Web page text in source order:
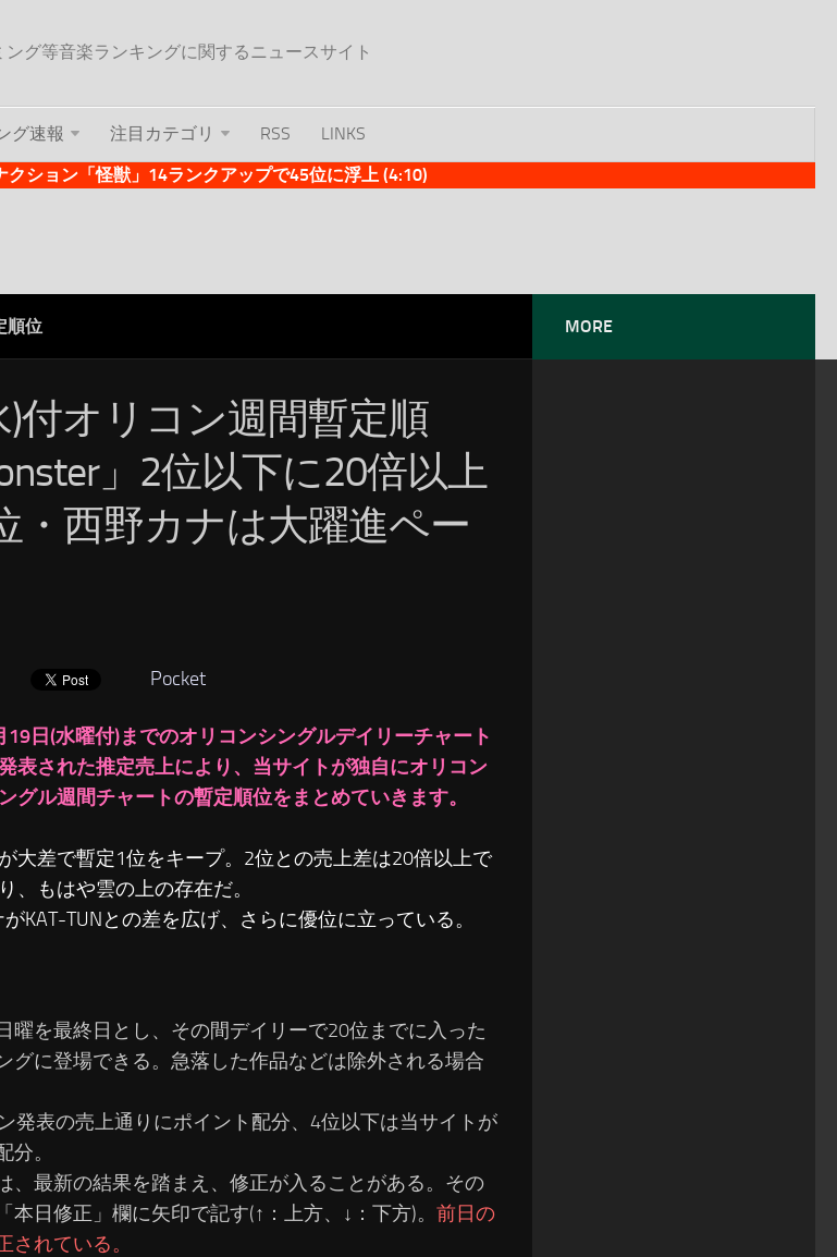
グ等音楽ランキングに関するニュースサイト
グ速報 注目カテゴリ RSS
LINKS
クション「怪獣」14ランクアップで45位に浮上 (4:10)
順位
付オリコン週間暫定順
」2位以下に20倍以上
・西野カナは大躍進ペー
Pocket
19日(水曜付)までのオリコンシングルデイリーチャート
表された推定売上により、当サイトが独自にオリコン
グル週間チャートの暫定順位をまとめていきます。
大差で暫定1位をキープ。2位との売上差は20倍以上で
、もはや雲の上の存在だ。
KAT-TUNとの差を広げ、さらに優位に立っている。
曜を最終日とし、その間デイリーで20位までに入った
グに登場できる。急落した作品などは除外される場合
発表の売上通りにポイント配分、4位以下は当サイトが
。
、最新の結果を踏まえ、修正が入ることがある。 その
日修正」欄に矢印で記す(↑：上方、↓：下方)。 前日の
されている。
MORE